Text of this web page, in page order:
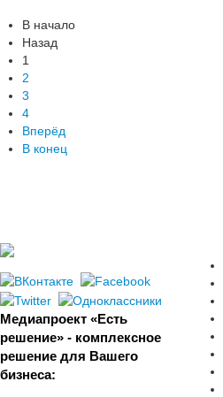
В начало
Назад
1
2
3
4
Вперёд
В конец
Медиапроект «Есть
решение» - комплексное
решение для Вашего
бизнеса: